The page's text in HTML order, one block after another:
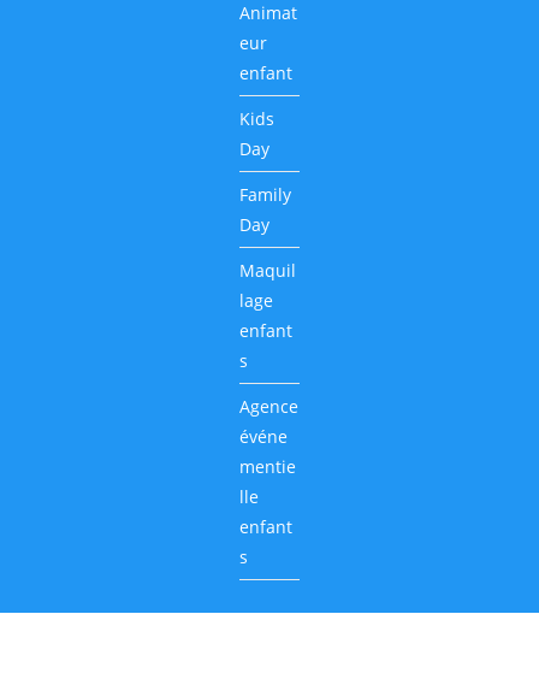
Animat
eur
enfant
Kids
Day
Family
Day
Maquil
lage
enfant
s
Agence
événe
mentie
lle
enfant
s